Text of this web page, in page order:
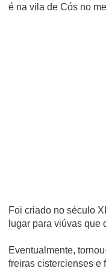
é na vila de Cós no
Foi criado no século
lugar para viúvas que
Eventualmente,
freiras cistercienses e